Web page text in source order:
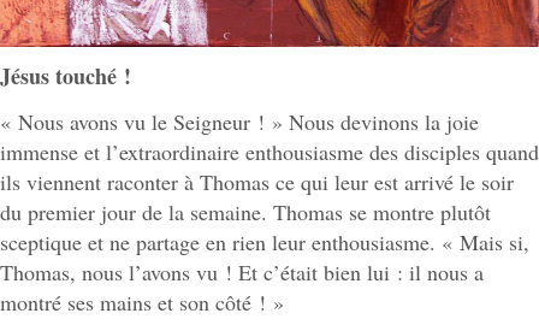
Jésus touché !
« Nous avons vu le Seigneur ! » Nous devinons la joie
immense et l’extraordinaire enthousiasme des disciples quand
ils viennent raconter à Thomas ce qui leur est arrivé le soir
du premier jour de la semaine. Thomas se montre plutôt
sceptique et ne partage en rien leur enthousiasme. « Mais si,
Thomas, nous l’avons vu ! Et c’était bien lui : il nous a
montré ses mains et son côté ! »